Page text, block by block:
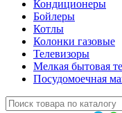
Кондиционеры
Бойлеры
Котлы
Колонки газовые
Телевизоры
Мелкая бытовая
Посудомоечная